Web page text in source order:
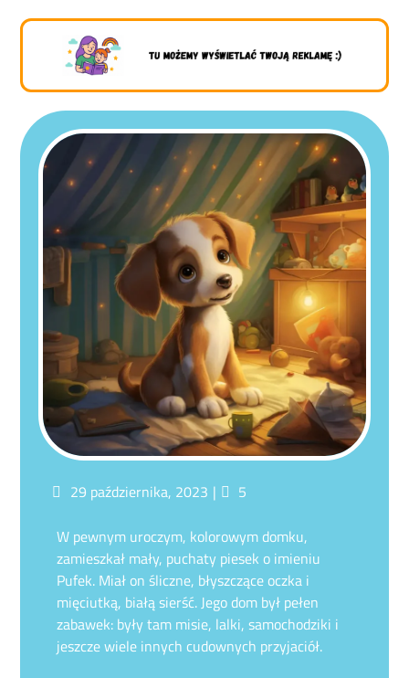
Posted
29 października, 2023 Komentarze
5
W pewnym uroczym, kolorowym domku,
zamieszkał mały, puchaty piesek o imieniu
Pufek. Miał on śliczne, błyszczące oczka i
mięciutką, białą sierść. Jego dom był pełen
zabawek: były tam misie, lalki, samochodziki i
jeszcze wiele innych cudownych przyjaciół.